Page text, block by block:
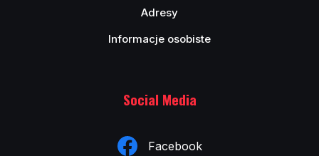
Adresy
Informacje osobiste
Social Media
Facebook